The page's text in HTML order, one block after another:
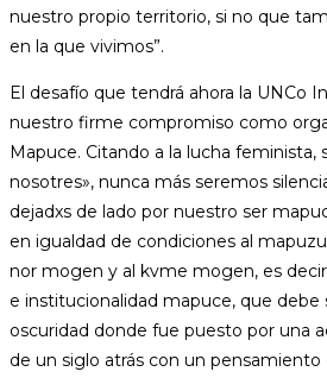
nuestro propio territorio, si no que
en la que vivimos”.
El desafío que tendrá ahora la UNCo
nuestro firme compromiso como
Mapuce. Citando a la lucha feminista,
nosotres», nunca más seremos
dejadxs de lado por nuestro ser
en igualdad de condiciones al
nor mogen y al kvme mogen, es
e institucionalidad mapuce, que debe
oscuridad donde fue puesto por una
de un siglo atrás con un